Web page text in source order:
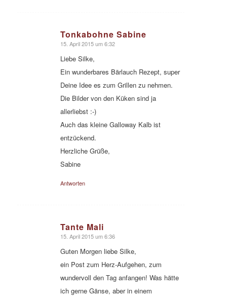
Tonkabohne Sabine
sagte:
15. April 2015 um 6:32
Liebe Silke,
Ein wunderbares Bärlauch Rezept, super
Deine Idee es zum Grillen zu nehmen.
Die Bilder von den Küken sind ja
allerliebst :-)
Auch das kleine Galloway Kalb ist
entzückend.
Herzliche Grüße,
Sabine
Antworten
Tante Mali
sagte:
15. April 2015 um 6:36
Guten Morgen liebe Silke,
ein Post zum Herz-Aufgehen, zum
wundervoll den Tag anfangen! Was hätte
ich gerne Gänse, aber in einem